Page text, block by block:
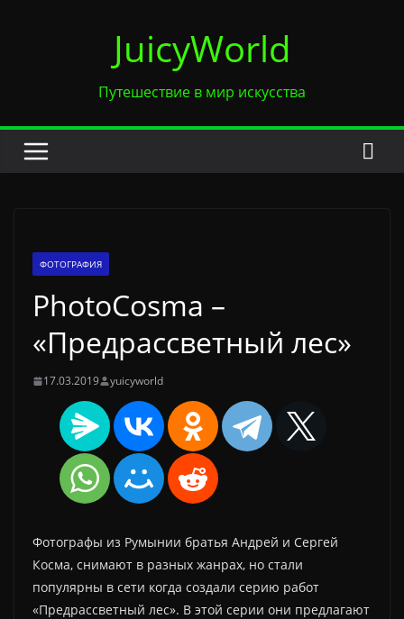
JuicyWorld
Путешествие в мир искусства
ФОТОГРАФИЯ
PhotoCosma –
«Предрассветный лес»
17.03.2019 yuicyworld
Фотографы из Румынии братья Андрей и Сергей
Косма, снимают в разных жанрах, но стали
популярны в сети когда создали серию работ
«Предрассветный лес». В этой серии они предлагают